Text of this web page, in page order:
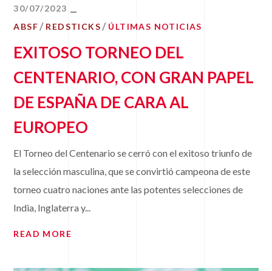
30/07/2023
ABSF
REDSTICKS ÚLTIMAS NOTICIAS
EXITOSO TORNEO DEL
CENTENARIO, CON GRAN PAPEL
DE ESPAÑA DE CARA AL
EUROPEO
El Torneo del Centenario se cerró con el exitoso triunfo de
la selección masculina, que se convirtió campeona de este
torneo cuatro naciones ante las potentes selecciones de
India, Inglaterra y...
READ MORE